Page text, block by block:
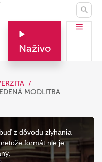
Naživo
MODLITBA
z dôvodu zlyhania
formát nie je